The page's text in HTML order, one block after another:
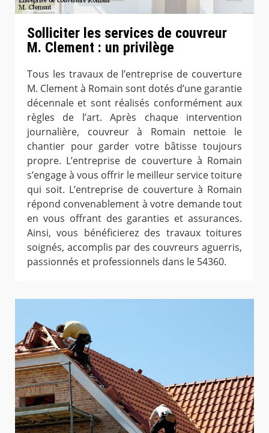
Solliciter les services de couvreur
M. Clement : un privilège
Tous les travaux de l’entreprise de couverture
M. Clement à Romain sont dotés d’une garantie
décennale et sont réalisés conformément aux
règles de l’art. Après chaque intervention
journalière, couvreur à Romain nettoie le
chantier pour garder votre bâtisse toujours
propre. L’entreprise de couverture à Romain
s’engage à vous offrir le meilleur service toiture
qui soit. L’entreprise de couverture à Romain
répond convenablement à votre demande tout
en vous offrant des garanties et assurances.
Ainsi, vous bénéficierez des travaux toitures
soignés, accomplis par des couvreurs aguerris,
passionnés et professionnels dans le 54360.